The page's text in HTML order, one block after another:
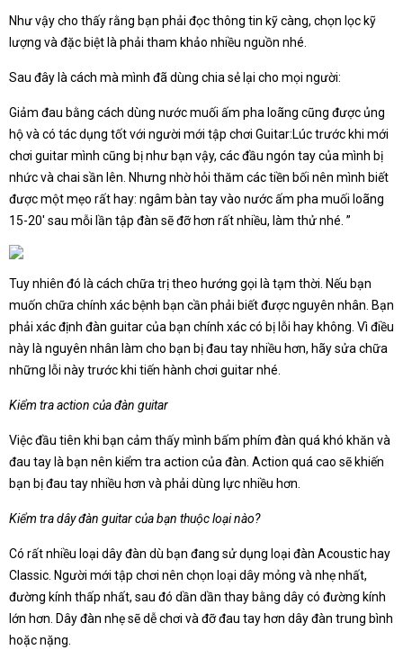
Như vậy cho thấy rằng bạn phải đọc thông tin kỹ càng, chọn lọc kỹ
lượng và đặc biệt là phải tham khảo nhiều nguồn nhé.
Sau đây là cách mà mình đã dùng chia sẻ lại cho mọi người:
Giảm đau bằng cách dùng nước muối ấm pha loãng cũng được ủng
hộ và có tác dụng tốt với người mới tập chơi Guitar:Lúc trước khi mới
chơi guitar mình cũng bị như bạn vậy, các đầu ngón tay của mình bị
nhức và chai sần lên. Nhưng nhờ hỏi thăm các tiền bối nên mình biết
được một mẹo rất hay: ngâm bàn tay vào nước ấm pha muối loãng
15-20′ sau mỗi lần tập đàn sẽ đỡ hơn rất nhiều, làm thử nhé. ”
Tuy nhiên đó là cách chữa trị theo hướng gọi là tạm thời. Nếu bạn
muốn chữa chính xác bệnh bạn cần phải biết được nguyên nhân. Bạn
phải xác định đàn guitar của bạn chính xác có bị lỗi hay không. Vì điều
này là nguyên nhân làm cho bạn bị đau tay nhiều hơn, hãy sửa chữa
những lỗi này trước khi tiến hành chơi guitar nhé.
Kiểm tra action của đàn guitar
Việc đầu tiên khi bạn cảm thấy mình bấm phím đàn quá khó khăn và
đau tay là bạn nên kiểm tra action của đàn. Action quá cao sẽ khiến
bạn bị đau tay nhiều hơn và phải dùng lực nhiều hơn.
Kiểm tra dây đàn guitar của bạn thuộc loại nào?
Có rất nhiều loại dây đàn dù bạn đang sử dụng loại đàn Acoustic hay
Classic. Người mới tập chơi nên chọn loại dây mỏng và nhẹ nhất,
đường kính thấp nhất, sau đó dần dần thay bằng dây có đường kính
lớn hơn. Dây đàn nhẹ sẽ dễ chơi và đỡ đau tay hơn dây đàn trung bình
hoặc nặng.